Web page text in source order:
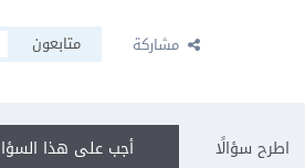
مشاركة متابعون
أجب على هذا اطرح سؤالًا